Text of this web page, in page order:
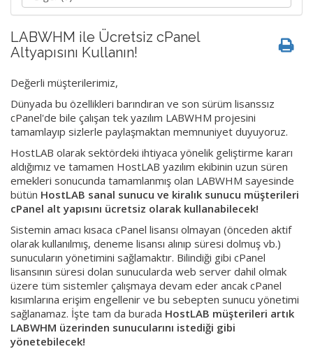
LABWHM ile Ücretsiz cPanel
Altyapısını Kullanın!
Değerli müşterilerimiz,
Dünyada bu özellikleri barındıran ve son sürüm lisanssız
cPanel'de bile çalışan tek yazılım LABWHM projesini
tamamlayıp sizlerle paylaşmaktan memnuniyet duyuyoruz.
HostLAB olarak sektördeki ihtiyaca yönelik geliştirme kararı
aldığımız ve tamamen HostLAB yazılım ekibinin uzun süren
emekleri sonucunda tamamlanmış olan LABWHM sayesinde
bütün HostLAB sanal sunucu ve kiralık sunucu müşterileri
cPanel alt yapısını ücretsiz olarak kullanabilecek!
Sistemin amacı kısaca cPanel lisansı olmayan (önceden aktif
olarak kullanılmış, deneme lisansı alınıp süresi dolmuş vb.)
sunucuların yönetimini sağlamaktır. Bilindiği gibi cPanel
lisansının süresi dolan sunucularda web server dahil olmak
üzere tüm sistemler çalışmaya devam eder ancak cPanel
kısımlarına erişim engellenir ve bu sebepten sunucu yönetimi
sağlanamaz. İşte tam da burada HostLAB müşterileri artık
LABWHM üzerinden sunucularını istediği gibi
yönetebilecek!